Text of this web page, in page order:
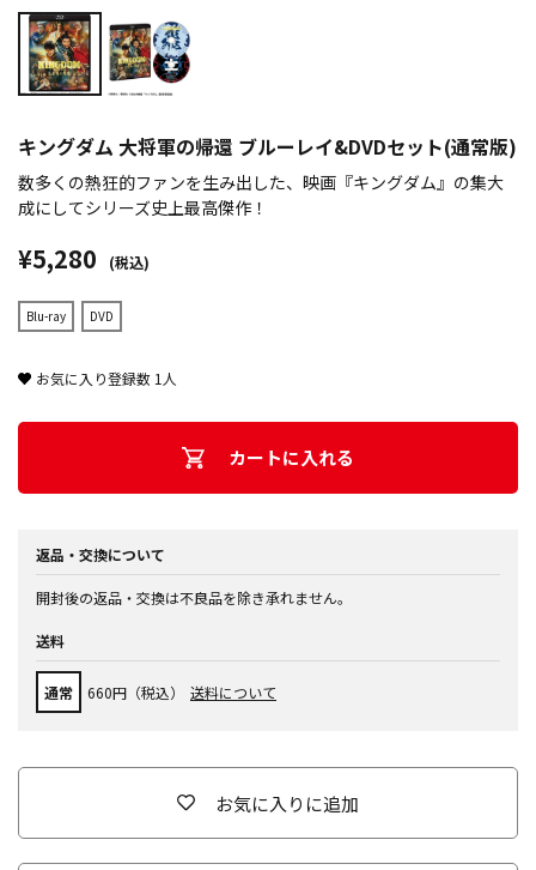
キングダム 大将軍の帰還 ブルーレイ&DVDセット(通常版)
数多くの熱狂的ファンを生み出した、映画『キングダム』の集大
成にしてシリーズ史上最高傑作！
¥5,280 (税込)
Blu-ray DVD
お気に入り登録数 1 人
カートに入れる
返品・交換について
開封後の返品・交換は不良品を除き承れません。
送料
通常 660円（税込） 送料について
お気に入りに追加